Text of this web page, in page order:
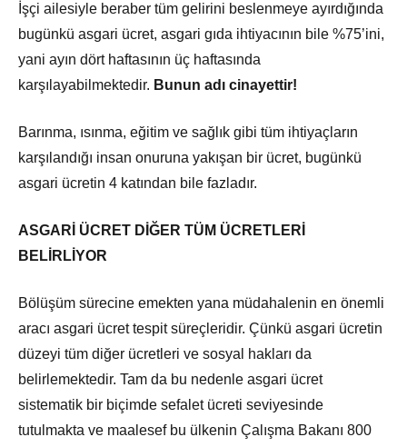
İşçi ailesiyle beraber tüm gelirini beslenmeye ayırdığında
bugünkü asgari ücret, asgari gıda ihtiyacının bile %75’ini,
yani ayın dört haftasının üç haftasında
karşılayabilmektedir. Bunun adı cinayettir!
Barınma, ısınma, eğitim ve sağlık gibi tüm ihtiyaçların
karşılandığı insan onuruna yakışan bir ücret, bugünkü
asgari ücretin 4 katından bile fazladır.
ASGARİ ÜCRET DİĞER TÜM ÜCRETLERİ
BELİRLİYOR
Bölüşüm sürecine emekten yana müdahalenin en önemli
aracı asgari ücret tespit süreçleridir. Çünkü asgari ücretin
düzeyi tüm diğer ücretleri ve sosyal hakları da
belirlemektedir. Tam da bu nedenle asgari ücret
sistematik bir biçimde sefalet ücreti seviyesinde
tutulmakta ve maalesef bu ülkenin Çalışma Bakanı 800